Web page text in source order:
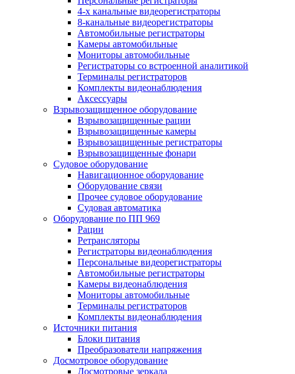
4-х канальные видеорегистраторы
8-канальные видеорегистраторы
Автомобильные регистраторы
Камеры автомобильные
Мониторы автомобильные
Регистраторы со встроенной аналитикой
Терминалы регистраторов
Комплекты видеонаблюдения
Аксессуары
Взрывозащищенное оборудование
Взрывозащищенные рации
Взрывозащищенные камеры
Взрывозащищенные регистраторы
Взрывозащищенные фонари
Судовое оборудование
Навигационное оборудование
Оборудование связи
Прочее судовое оборудование
Судовая автоматика
Оборудование по ПП 969
Рации
Ретрансляторы
Регистраторы видеонаблюдения
Персональные видеорегистраторы
Автомобильные регистраторы
Камеры видеонаблюдения
Мониторы автомобильные
Терминалы регистраторов
Комплекты видеонаблюдения
Источники питания
Блоки питания
Преобразователи напряжения
Досмотровое оборудование
Досмотровые зеркала